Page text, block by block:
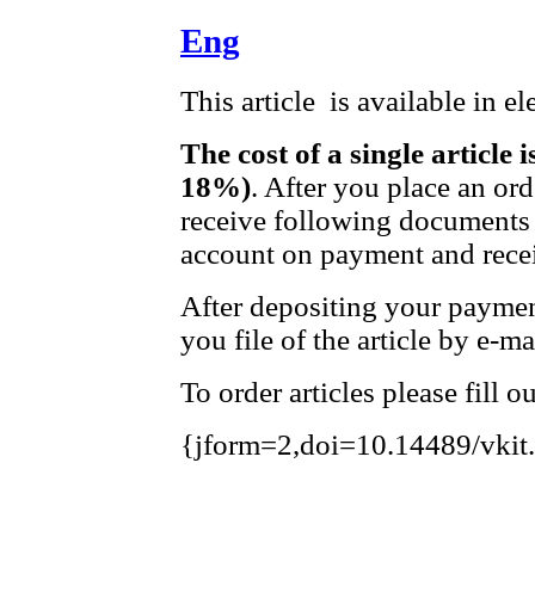
Eng
This article is available in
The cost of a single article
18%). After you place an
receive following
account on payment and
After depositing your
you file of the article by e-
To order articles please fill
{jform=2,doi=10.14489/